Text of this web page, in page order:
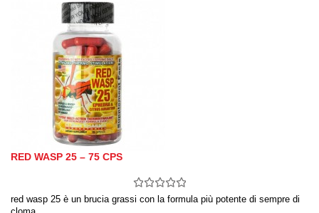
RED WASP 25 – 75 CPS
red wasp 25 è un brucia grassi con la formula più potente di sempre di